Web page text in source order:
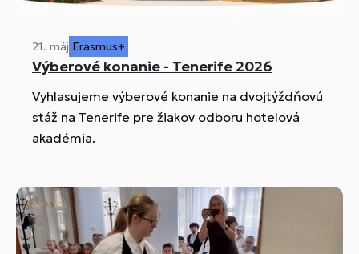
21. máj Erasmus+
Výberové konanie - Tenerife 2026
Vyhlasujeme výberové konanie na dvojtýždňovú
stáž na Tenerife pre žiakov odboru hotelová
akadémia.